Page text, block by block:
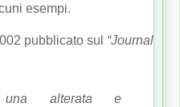
esempi.
pubblicato sul “Journal
una alterata e